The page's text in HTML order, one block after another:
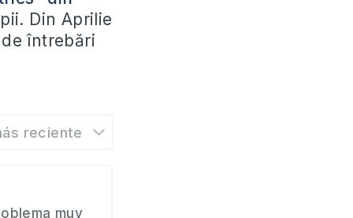
Din Aprilie
întrebări
reciente
muy